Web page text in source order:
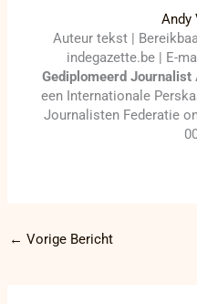
Andy
Auteur tekst |
indegazette.be | E-
Gediplomeerd Journalist
een Internationale
Journalisten Federatie
← Vorige Bericht